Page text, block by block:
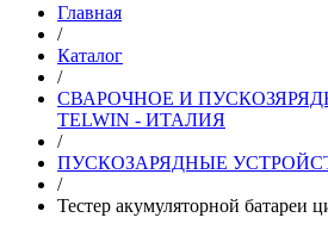
Главная
/
Каталог
/
СВАРОЧНОЕ И
TELWIN - ИТАЛИЯ
/
ПУСКОЗАРЯДНЫЕ
/
Тестер акумуляторной батареи